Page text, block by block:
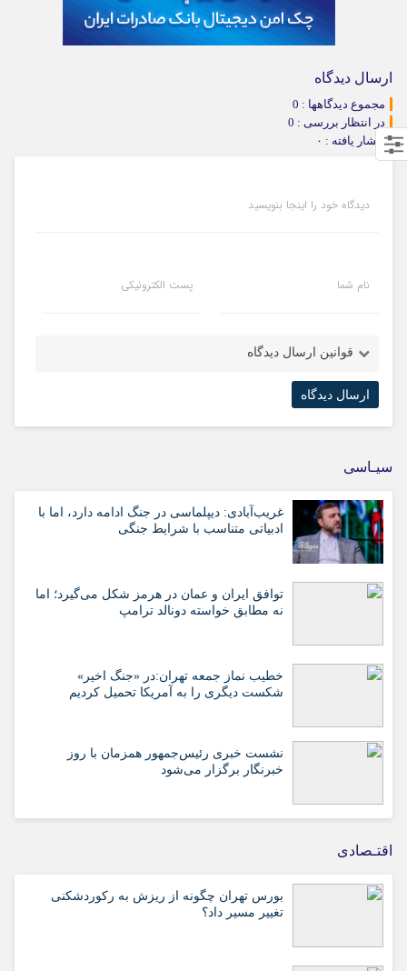
ارسال دیدگاه
مجموع دیدگاهها : 0
در انتظار بررسی : 0
انتشار یافته : ۰
دیدگاه خود را اینجا بنویسید
نام شما پست الکترونیکی
قوانین ارسال دیدگاه
سیـاسی
غریب‌آبادی: دیپلماسی در جنگ ادامه دارد، اما با
ادبیاتی متناسب با شرایط جنگی
توافق ایران و عمان در هرمز شکل می‌گیرد؛ اما
نه مطابق خواسته دونالد ترامپ
خطیب نماز جمعه تهران:در «جنگ اخیر»
شکست دیگری را به آمریکا تحمیل کردیم
نشست خبری رئیس‌جمهور همزمان با روز
خبرنگار برگزار می‌شود
اقتـصادی
بورس تهران چگونه از ریزش به رکوردشکنی
تغییر مسیر داد؟